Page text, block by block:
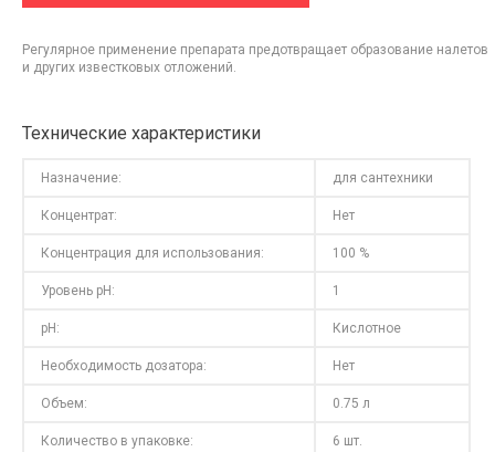
Регулярное применение препарата предотвращает образование налетов
и других известковых отложений.
Технические характеристики
Назначение: для сантехники
Концентрат: Нет
Концентрация для использования: 100 %
Уровень pH: 1
pH: Кислотное
Необходимость дозатора: Нет
Объем: 0.75 л
Количество в упаковке: 6 шт.